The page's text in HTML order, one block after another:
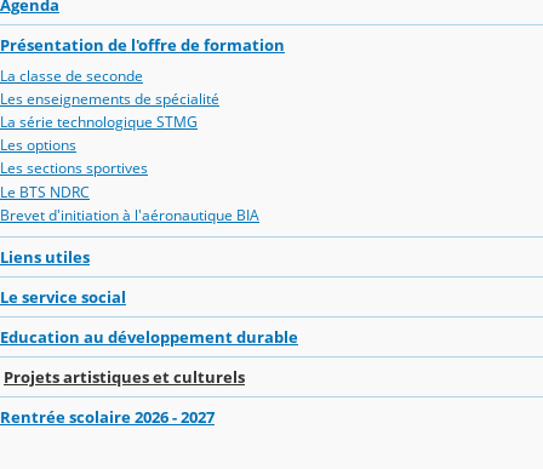
Agenda
Présentation de l'offre de formation
La classe de seconde
Les enseignements de spécialité
La série technologique STMG
Les options
Les sections sportives
Le BTS NDRC
Brevet d'initiation à l'aéronautique BIA
Liens utiles
Le service social
Education au développement durable
Projets artistiques et culturels
Rentrée scolaire 2026 - 2027